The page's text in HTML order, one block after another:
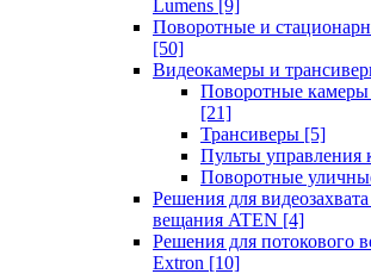
Lumens [9]
Поворотные и
[50]
Видеокамеры и
Поворотные
[21]
Трансиверы [5]
Пульты управления
Поворотные
Решения для
вещания ATEN [4]
Решения для потокового
Extron [10]